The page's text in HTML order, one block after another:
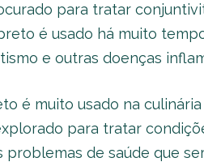
para tratar
é usado há muito
e outras doenças
é muito usado na
para tratar
de saúde que